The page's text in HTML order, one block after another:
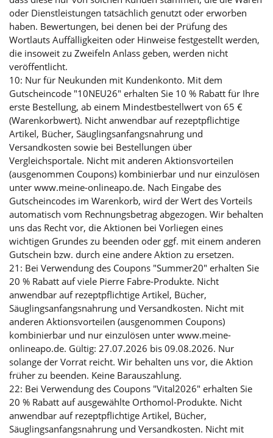
oder Dienstleistungen tatsächlich genutzt oder erworben
haben. Bewertungen, bei denen bei der Prüfung des
Wortlauts Auffälligkeiten oder Hinweise festgestellt werden,
die insoweit zu Zweifeln Anlass geben, werden nicht
veröffentlicht.
10: Nur für Neukunden mit Kundenkonto. Mit dem
Gutscheincode "10NEU26" erhalten Sie 10 % Rabatt für Ihre
erste Bestellung, ab einem Mindestbestellwert von 65 €
(Warenkorbwert). Nicht anwendbar auf rezeptpflichtige
Artikel, Bücher, Säuglingsanfangsnahrung und
Versandkosten sowie bei Bestellungen über
Vergleichsportale. Nicht mit anderen Aktionsvorteilen
(ausgenommen Coupons) kombinierbar und nur einzulösen
unter www.meine-onlineapo.de. Nach Eingabe des
Gutscheincodes im Warenkorb, wird der Wert des Vorteils
automatisch vom Rechnungsbetrag abgezogen. Wir behalten
uns das Recht vor, die Aktionen bei Vorliegen eines
wichtigen Grundes zu beenden oder ggf. mit einem anderen
Gutschein bzw. durch eine andere Aktion zu ersetzen.
21: Bei Verwendung des Coupons "Summer20" erhalten Sie
20 % Rabatt auf viele Pierre Fabre-Produkte. Nicht
anwendbar auf rezeptpflichtige Artikel, Bücher,
Säuglingsanfangsnahrung und Versandkosten. Nicht mit
anderen Aktionsvorteilen (ausgenommen Coupons)
kombinierbar und nur einzulösen unter www.meine-
onlineapo.de. Gültig: 27.07.2026 bis 09.08.2026. Nur
solange der Vorrat reicht. Wir behalten uns vor, die Aktion
früher zu beenden. Keine Barauszahlung.
22: Bei Verwendung des Coupons "Vital2026" erhalten Sie
20 % Rabatt auf ausgewählte Orthomol-Produkte. Nicht
anwendbar auf rezeptpflichtige Artikel, Bücher,
Säuglingsanfangsnahrung und Versandkosten. Nicht mit